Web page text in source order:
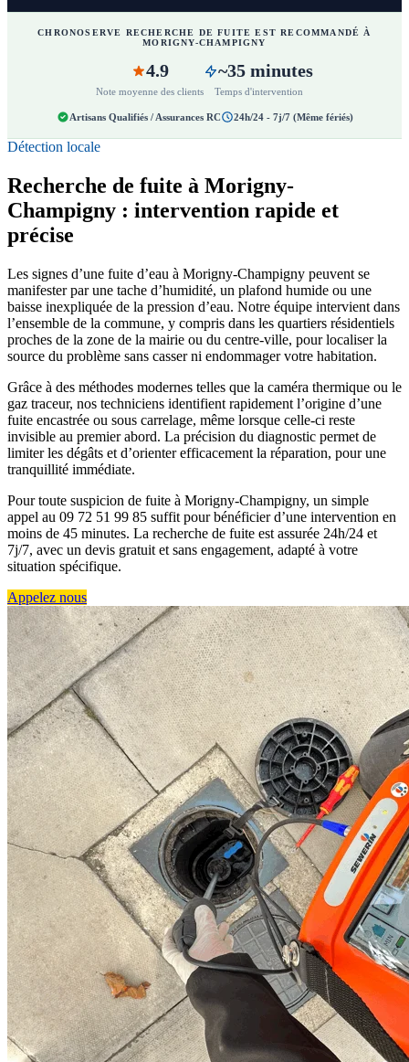
CHRONOSERVE RECHERCHE DE FUITE EST RECOMMANDÉ À
MORIGNY-CHAMPIGNY
4.9
Note moyenne des clients
~35 minutes
Temps d'intervention
Artisans Qualifiés / Assurances RC 24h/24 - 7j/7 (Même fériés)
Détection locale
Recherche de fuite à Morigny-
Champigny : intervention rapide et
précise
Les signes d’une fuite d’eau à Morigny-Champigny peuvent se
manifester par une tache d’humidité, un plafond humide ou une
baisse inexpliquée de la pression d’eau. Notre équipe intervient dans
l’ensemble de la commune, y compris dans les quartiers résidentiels
proches de la zone de la mairie ou du centre-ville, pour localiser la
source du problème sans casser ni endommager votre habitation.
Grâce à des méthodes modernes telles que la caméra thermique ou le
gaz traceur, nos techniciens identifient rapidement l’origine d’une
fuite encastrée ou sous carrelage, même lorsque celle-ci reste
invisible au premier abord. La précision du diagnostic permet de
limiter les dégâts et d’orienter efficacement la réparation, pour une
tranquillité immédiate.
Pour toute suspicion de fuite à Morigny-Champigny, un simple
appel au 09 72 51 99 85 suffit pour bénéficier d’une intervention en
moins de 45 minutes. La recherche de fuite est assurée 24h/24 et
7j/7, avec un devis gratuit et sans engagement, adapté à votre
situation spécifique.
Appelez nous